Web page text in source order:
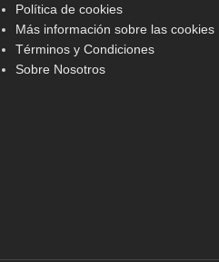
Política de cookies
Más información sobre las cookies
Términos y Condiciones
Sobre Nosotros